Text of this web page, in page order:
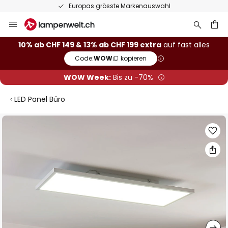
Europas grösste Markenauswahl
Inhalt
springen
10% ab CHF 149 & 13% ab CHF 199 extra auf fast alles
Code:WOW kopieren
WOW Week:Bis zu -70%
LED Panel Büro
Zum